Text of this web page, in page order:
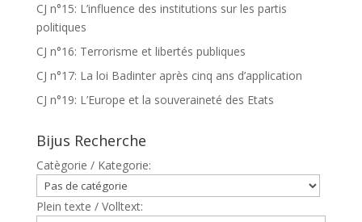
CJ n°15: L’influence des institutions sur les partis
politiques
CJ n°16: Terrorisme et libertés publiques
CJ n°17: La loi Badinter après cinq ans d’application
CJ n°19: L’Europe et la souveraineté des Etats
Bijus Recherche
Catègorie / Kategorie:
Plein texte / Volltext: